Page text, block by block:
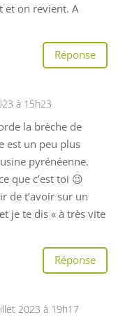
et on revient. A
Réponse
à 15h23
la brèche de
est un peu plus
pyrénéenne.
que c’est toi 😉
de t’avoir sur un
je te dis « à très vite
Réponse
2023 à 19h17